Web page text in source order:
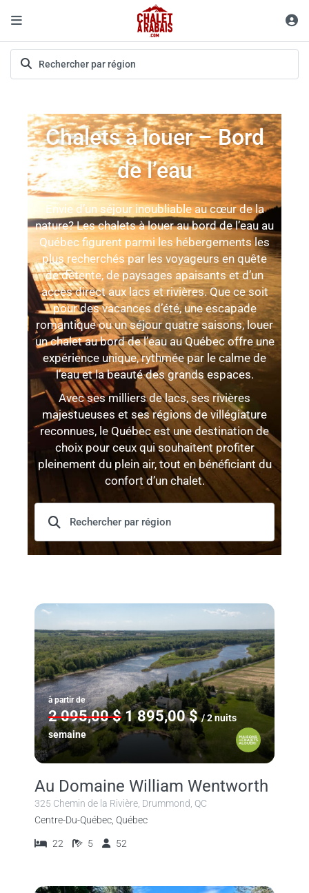
Chalets à louer – Bord
de l’eau
Envie d’un séjour inoubliable au cœur de la
nature? Les chalets à louer au bord de l’eau au
Québec figurent parmi les hébergements les
plus recherchés par les voyageurs en quête
de détente, de paysages apaisants et d’un
accès direct aux lacs et rivières. Que ce soit
pour des vacances d’été, une escapade
romantique ou un séjour quatre saisons, louer
un chalet au bord de l’eau au Québec offre une
expérience unique, rythmée par le calme de
l’eau et la beauté des grands espaces.
Avec ses milliers de lacs, ses rivières
majestueuses et ses régions de villégiature
reconnues, le Québec est une destination de
choix pour ceux qui souhaitent profiter
pleinement du plein air, tout en bénéficiant du
confort d’un chalet.
à partir de
2 095,00 $ 1 895,00 $ / 2 nuits
semaine
Au Domaine William Wentworth
325 Chemin de la Rivière, Drummond, QC
Centre-Du-Québec, Québec
22 5 52